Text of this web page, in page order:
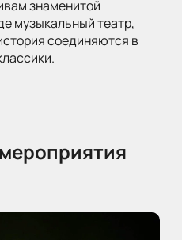
знаменитой
музыкальный театр,
соединяются в